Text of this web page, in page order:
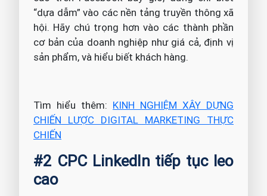
“dựa dẫm” vào các nền tảng truyền thông xã
hội. Hãy chú trọng hơn vào các thành phần
cơ bản của doanh nghiệp như giá cả, định vị
sản phẩm, và hiểu biết khách hàng.
Tìm hiểu thêm: KINH NGHIỆM XÂY DỰNG
CHIẾN LƯỢC DIGITAL MARKETING THỰC
CHIẾN
#2 CPC LinkedIn tiếp tục leo
cao